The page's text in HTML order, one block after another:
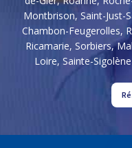
Montbrison, Saint-Just-
Chambon-Feugerolles,
Ricamarie, Sorbiers,
Loire, Sainte-